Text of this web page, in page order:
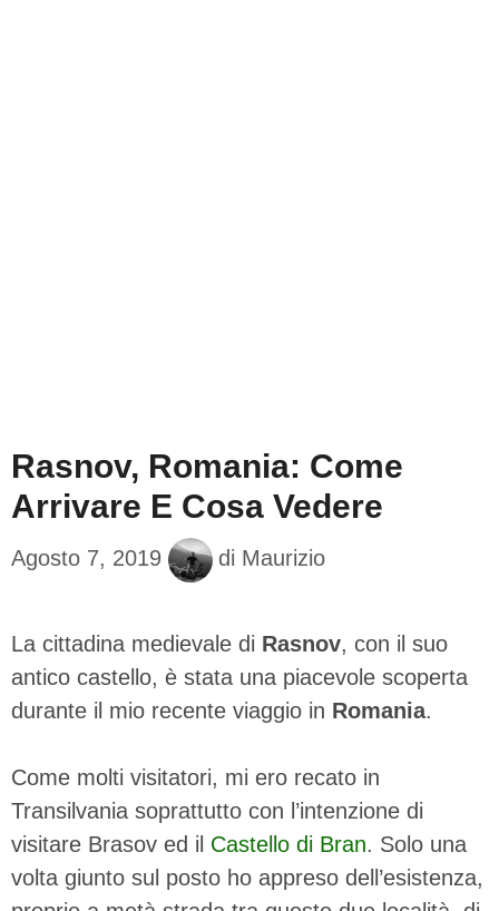
Rasnov, Romania: Come
Arrivare E Cosa Vedere
Agosto 7, 2019 di Maurizio
La cittadina medievale di Rasnov, con il suo
antico castello, è stata una piacevole scoperta
durante il mio recente viaggio in Romania.
Come molti visitatori, mi ero recato in
Transilvania soprattutto con l’intenzione di
visitare Brasov ed il Castello di Bran. Solo una
volta giunto sul posto ho appreso dell’esistenza,